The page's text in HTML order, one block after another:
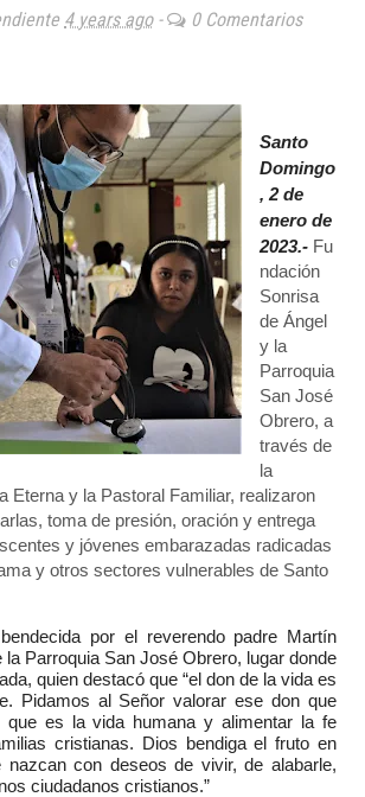
4 years ago- 0 Comentarios
Santo
Domingo
, 2 de
enero de
2023.- Fu
ndación
Sonrisa
de Ángel
y la
Parroquia
San José
Obrero, a
través de
la
Eterna y la Pastoral Familiar, realizaron
toma de presión, oración y entrega
y jóvenes embarazadas radicadas
y otros sectores vulnerables de Santo
por el reverendo padre Martín
la Parroquia San José Obrero, lugar donde
quien destacó que “el don de la vida es
Pidamos al Señor valorar ese don que
que es la vida humana y alimentar la fe
cristianas. Dios bendiga el fruto en
nazcan con deseos de vivir, de alabarle,
ciudadanos cristianos.”